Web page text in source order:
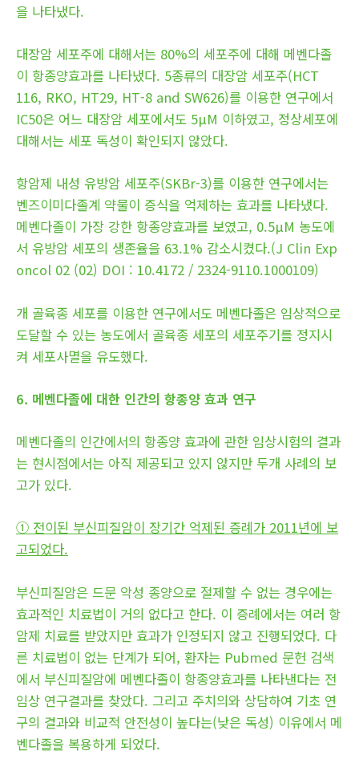
을 나타냈다.
대장암 세포주에 대해서는 80%의 세포주에 대해 메벤다졸
이 항종양효과를 나타냈다. 5종류의 대장암 세포주(HCT
116, RKO, HT29, HT-8 and SW626)를 이용한 연구에서
IC50은 어느 대장암 세포에서도 5μM 이하였고, 정상세포에
대해서는 세포 독성이 확인되지 않았다.
항암제 내성 유방암 세포주(SKBr-3)를 이용한 연구에서는
벤즈이미다졸계 약물이 증식을 억제하는 효과를 나타냈다.
메벤다졸이 가장 강한 항종양효과를 보였고, 0.5μM 농도에
서 유방암 세포의 생존율을 63.1% 감소시켰다.(J Clin Exp
oncol 02 (02) DOI : 10.4172 / 2324-9110.1000109)
개 골육종 세포를 이용한 연구에서도 메벤다졸은 임상적으로
도달할 수 있는 농도에서 골육종 세포의 세포주기를 정지시
켜 세포사멸을 유도했다.
6. 메벤다졸에 대한 인간의 항종양 효과 연구
메벤다졸의 인간에서의 항종양 효과에 관한 임상시험의 결과
는 현시점에서는 아직 제공되고 있지 않지만 두개 사례의 보
고가 있다.
① 전이된 부신피질암이 장기간 억제된 증례가 2011년에 보
고되었다.
부신피질암은 드문 악성 종양으로 절제할 수 없는 경우에는
효과적인 치료법이 거의 없다고 한다. 이 증례에서는 여러 항
암제 치료를 받았지만 효과가 인정되지 않고 진행되었다. 다
른 치료법이 없는 단계가 되어, 환자는 Pubmed 문헌 검색
에서 부신피질암에 메벤다졸이 항종양효과를 나타낸다는 전
임상 연구결과를 찾았다. 그리고 주치의와 상담하여 기초 연
구의 결과와 비교적 안전성이 높다는(낮은 독성) 이유에서 메
벤다졸을 복용하게 되었다.